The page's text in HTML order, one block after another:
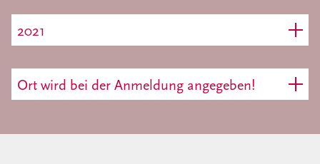
2021
Ort wird bei der Anmeldung angegeben!